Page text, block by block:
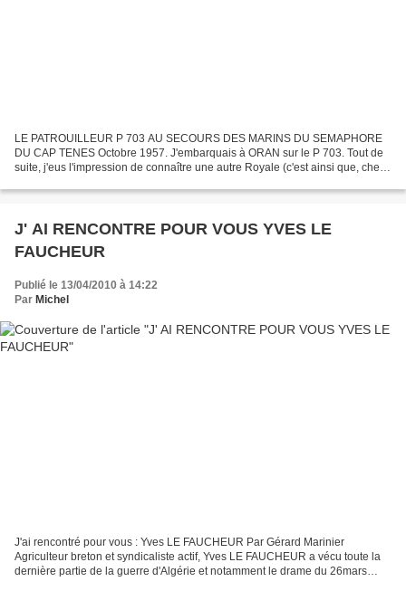
LE PATROUILLEUR P 703 AU SECOURS DES MARINS DU SEMAPHORE
DU CAP TENES Octobre 1957. J'embarquais à ORAN sur le P 703. Tout de
suite, j'eus l'impression de connaître une autre Royale (c'est ainsi que, chez
J' AI RENCONTRE POUR VOUS YVES LE
FAUCHEUR
Publié le 13/04/2010 à 14:22
Par Michel
J'ai rencontré pour vous : Yves LE FAUCHEUR Par Gérard Marinier
Agriculteur breton et syndicaliste actif, Yves LE FAUCHEUR a vécu toute la
dernière partie de la guerre d'Algérie et notamment le drame du 26mars